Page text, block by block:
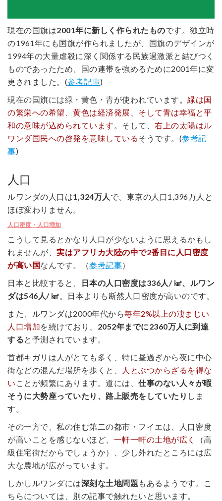
現在の国旗は2001年に新しく作られたものです。独立時
の1961年にも国旗が作られましたが、国旗のデザインが
1994年の大量虐殺に深く関係する民族過激派と結びつく
ものであったため、国の連帯を強めるために2001年に変
更されました。(参考記事)
現在の国旗には緑・黄色・青が使われています。 緑は国
の繁栄への希望、黄色は経済発展、そして青は幸福と平
和の意味が込められています 。そして、 右上の太陽はル
ワンダ国民への啓発を意味しているそうです。(参考記
事)
人口
ルワンダの人口は1,324万人 で、東京の人口1,396万人と
ほぼ変わりません。
人口密度・人口増加
こうして見るとかなり人口が少ないように思えるかもし
れませんが、 実はアフリカ大陸の中で2番目に人口密度
が高い国なんです。（参考記事）
日本と比較すると、
日本の人口密度は336人/ ㎢、ルワン
ダは546人/ ㎢。日本よりも断然人口密度が高いのです。
また、ルワンダは2000年代から毎年2%以上の凄まじい
人口増加を続けており、 2052年までに2360万人に到達
すると予測されています。
首都キガリは人がとても多く、特に昼過ぎから夜に中心
街などの混んだ場所を歩くと、
人とぶつからざるを得な
い ことが頻繁にあります。道には、 仕事のない人々が暇
そうに大勢座っていたり、路上販売をしていたり しま
す。
その一方で、私の住む第二の都市・フイエは、人口密度
が高いことを感じないほど、 一軒一軒の土地が広く
（高
級住宅街だからでしょうか）、少し外れたところには広
大な農地が広がっています。
しかしルワンダには深刻な土地問題 もあるようです。こ
ちらについては、別の記事で触れたいと思います。